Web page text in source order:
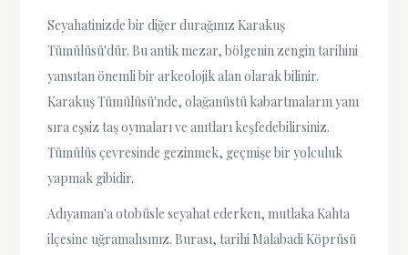
Seyahatinizde bir diğer durağınız Karakuş
Tümülüsü'dür. Bu antik mezar, bölgenin zengin tarihini
yansıtan önemli bir arkeolojik alan olarak bilinir.
Karakuş Tümülüsü'nde, olağanüstü kabartmaların yanı
sıra eşsiz taş oymaları ve anıtları keşfedebilirsiniz.
Tümülüs çevresinde gezinmek, geçmişe bir yolculuk
yapmak gibidir.
Adıyaman'a otobüsle seyahat ederken, mutlaka Kahta
ilçesine uğramalısınız. Burası, tarihi Malabadi Köprüsü